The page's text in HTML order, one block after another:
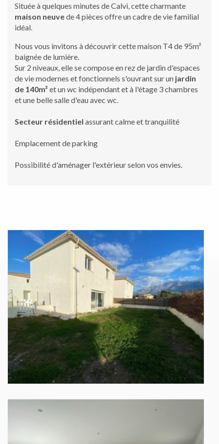
Située à quelques minutes de Calvi, cette charmante
maison neuvede 4 pièces offre un cadre de vie familial
idéal.
Nous vous invitons à découvrircette maison T4 de 95m²
baignée de lumière.
Sur 2 niveaux, elle se compose en rez de jardin d'espaces
de vie modernes et fonctionnels s'ouvrant sur un jardin
de 140m² et un wc indépendant et à l'étage 3 chambres
et une belle salle d'eau avec wc.
Secteur résidentiel assurant calme et tranquilité
Emplacement de parking
Possibilité d'aménager l'extérieur selon vos envies.